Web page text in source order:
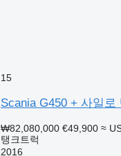
15
Scania G450 + 사일로
₩82,080,000 €49,900 ≈
탱크트럭
2016